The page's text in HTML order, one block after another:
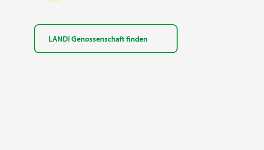
LANDI Genossenschaft finden